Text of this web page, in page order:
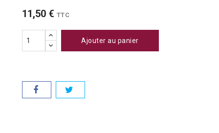
11,50 € TTC
Ajouter au panier